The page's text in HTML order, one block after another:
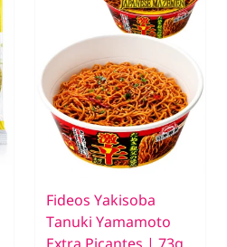
Fideos Yakisoba
Tanuki Yamamoto